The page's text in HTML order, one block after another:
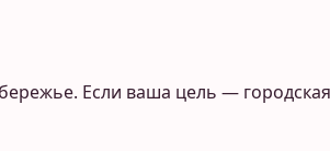
Если ваша цель — городская